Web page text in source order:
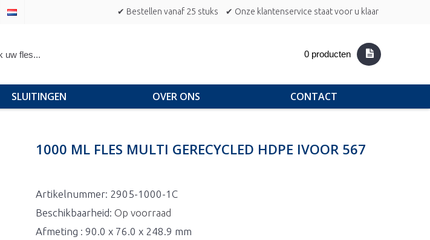
✔ Bestellen vanaf 25 stuks ✔ Onze klantenservice staat voor u klaar
0 producten
SLUITINGEN OVER ONS CONTACT
1000 ML FLES MULTI GERECYCLED HDPE IVOOR 567
Artikelnummer: 2905-1000-1C
Beschikbaarheid: Op voorraad
Afmeting : 90.0 x 76.0 x 248.9 mm